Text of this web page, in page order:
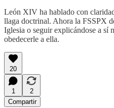
León XIV ha hablado con
llaga doctrinal. Ahora la FSSPX
Iglesia o seguir explicándose a sí
obedecerle a ella.
20
1
2
Compartir